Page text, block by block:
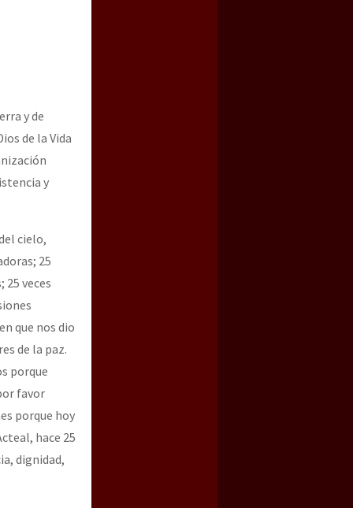
y de
de la Vida
y
cielo,
25
25 veces
que nos dio
de la paz.
porque
favor
porque hoy
hace 25
dignidad,